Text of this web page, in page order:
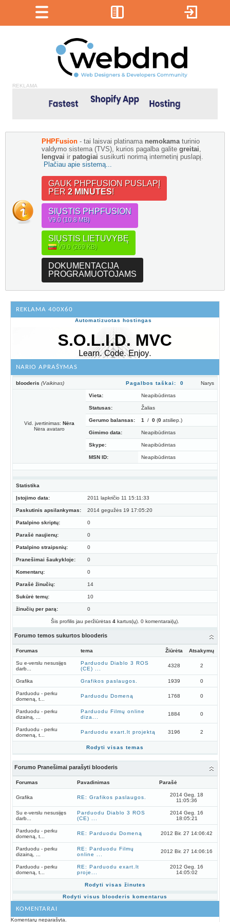
REKLAMA
PHPFusion - tai laisvai platinama nemokama turinio
valdymo sistema (TVS), kurios pagalba galite greitai
lengvai ir patogiai susikurti norimą internetinį puslapį.
Plačiau apie sistemą...
GAUK PHPFUSION PUSLAPĮ
PER 2 MINUTES!
SIŲSTIS PHPFUSION
V9.0 (10.8 MB)
SIŲSTIS LIETUVYBĘ
V9.0 (269 KB)
DOKUMENTACIJA
PROGRAMUOTOJAMS
REKLAMA 400X60
Automatizuotas hostingas
NARIO APRAŠYMAS
blooderis (Vaikinas) Pagalbos taškai: 0 Narys
Vid. įvertinimas: Nėra
Nėra avataro
Vieta: Neapibūdintas
Statusas: Žalias
Gerumo balansas: 1 / 0 (0 atsiliep.)
Gimimo data: Neapibūdintas
Skype: Neapibūdintas
MSN ID: Neapibūdintas
Statistika
Įstojimo data: 2011 lapkričio 11 15:11:33
Paskutinis apsilankymas: 2014 gegužės 19 17:05:20
Patalpino skriptų: 0
Parašė naujienų: 0
Patalpino straipsnių: 0
Pranešimai šaukykloje: 0
Komentarų: 0
Parašė žinučių: 14
Sukūrė temų: 10
žinučių per parą: 0
Šis profilis jau peržiūrėtas 4 kartus(ų). 0 komentarai(ų).
Forumo temos sukurtos blooderis
Forumas tema Žiūrėta Atsakymų
Su e-verslu nesusijęs
darb...
Parduodu Diablo 3 ROS
(CE) ...
4328 2
Grafika Grafikos paslaugos. 1939 0
Parduodu - perku
domeną, t...
Parduodu Domeną 1768 0
Parduodu - perku
dizainą, ...
Parduodu Filmų online
diza...
1884 0
Parduodu - perku
domeną, t...
Parduodu exart.lt projektą 3196 2
Rodyti visas temas
Forumo Pranešimai parašyti blooderis
Forumas Pavadinimas Parašė
Grafika RE: Grafikos paslaugos.
2014 Geg. 18
11:05:36
Su e-verslu nesusijęs
darb...
Parduodu Diablo 3 ROS
(CE) ...
2014 Geg. 16
18:05:21
Parduodu - perku
domeną, t...
RE: Parduodu Domeną 2012 Bir. 27 14:06:42
Parduodu - perku
dizainą, ...
RE: Parduodu Filmų
online ...
2012 Bir. 27 14:06:16
Parduodu - perku
domeną, t...
RE: Parduodu exart.lt
proje...
2012 Geg. 16
14:05:02
Rodyti visas žinutes
Rodyti visus blooderis komentarus
KOMENTARAI
Komentarų neparašyta.